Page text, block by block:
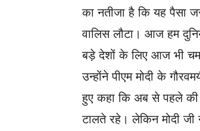
का नतीजा है कि यह पैसा
वालिस लौटा। आज हम
बड़े देशों के लिए आज भी
उन्होंने पीएम मोदी के
हुए कहा कि अब से पहले की
टालते रहे। लेकिन मोदी जी